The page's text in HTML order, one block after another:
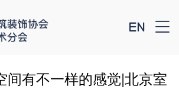


间有不一样的感觉|北京室